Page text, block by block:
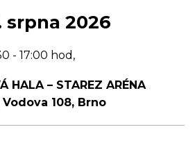
srpna 2026
- 17:00 hod,
HALA – STAREZ ARÉNA
Vodova 108, Brno